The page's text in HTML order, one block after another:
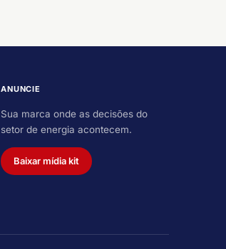
ANUNCIE
Sua marca onde as decisões do
setor de energia acontecem.
Baixar mídia kit